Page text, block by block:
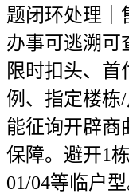
题闭环处理｜
办事可逃溯可
限时扣头、
例、指定楼栋
能征询开辟商
保障。避开1
01/04等临户